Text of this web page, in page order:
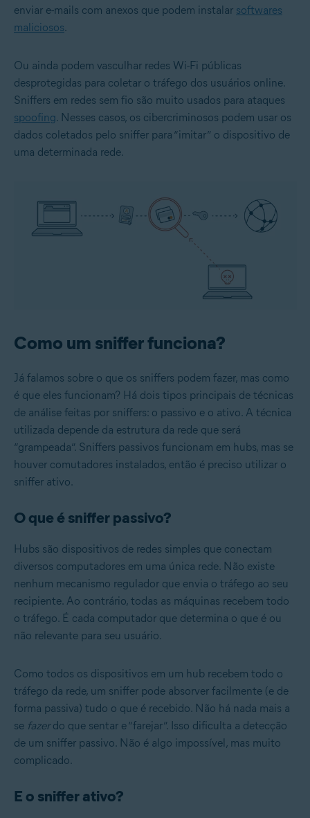
enviar e-mails com anexos que podem instalar softwares
maliciosos.
Ou ainda podem vasculhar redes Wi-Fi públicas
desprotegidas para coletar o tráfego dos usuários online.
Sniffers em redes sem fio são muito usados para ataques
spoofing. Nesses casos, os cibercriminosos podem usar os
dados coletados pelo sniffer para “imitar” o dispositivo de
uma determinada rede.
Como um sniffer funciona?
Já falamos sobre o que os sniffers podem fazer, mas como
é que eles funcionam? Há dois tipos principais de técnicas
de análise feitas por sniffers: o passivo e o ativo. A técnica
utilizada depende da estrutura da rede que será
“grampeada”. Sniffers passivos funcionam em hubs, mas se
houver comutadores instalados, então é preciso utilizar o
sniffer ativo.
O que é sniffer passivo?
Hubs são dispositivos de redes simples que conectam
diversos computadores em uma única rede. Não existe
nenhum mecanismo regulador que envia o tráfego ao seu
recipiente. Ao contrário, todas as máquinas recebem todo
o tráfego. É cada computador que determina o que é ou
não relevante para seu usuário.
Como todos os dispositivos em um hub recebem todo o
tráfego da rede, um sniffer pode absorver facilmente (e de
forma passiva) tudo o que é recebido. Não há nada mais a
se fazerdo que sentar e “farejar”. Isso dificulta a detecção
de um sniffer passivo. Não é algo impossível, mas muito
complicado.
E o sniffer ativo?